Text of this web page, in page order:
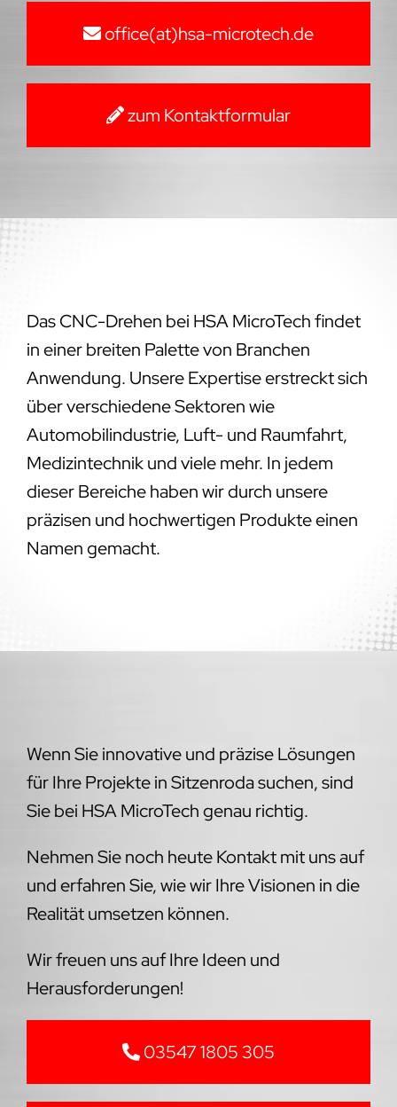
office(at)hsa-microtech.de
zum Kontaktformular
Das CNC-Drehen bei HSA MicroTech findet
in einer breiten Palette von Branchen
Anwendung. Unsere Expertise erstreckt sich
über verschiedene Sektoren wie
Automobilindustrie, Luft- und Raumfahrt,
Medizintechnik und viele mehr. In jedem
dieser Bereiche haben wir durch unsere
präzisen und hochwertigen Produkte einen
Namen gemacht.
Wenn Sie innovative und präzise Lösungen
für Ihre Projekte in Sitzenroda suchen, sind
Sie bei HSA MicroTech genau richtig.
Nehmen Sie noch heute Kontakt mit uns auf
und erfahren Sie, wie wir Ihre Visionen in die
Realität umsetzen können.
Wir freuen uns auf Ihre Ideen und
Herausforderungen!
03547 1805 305